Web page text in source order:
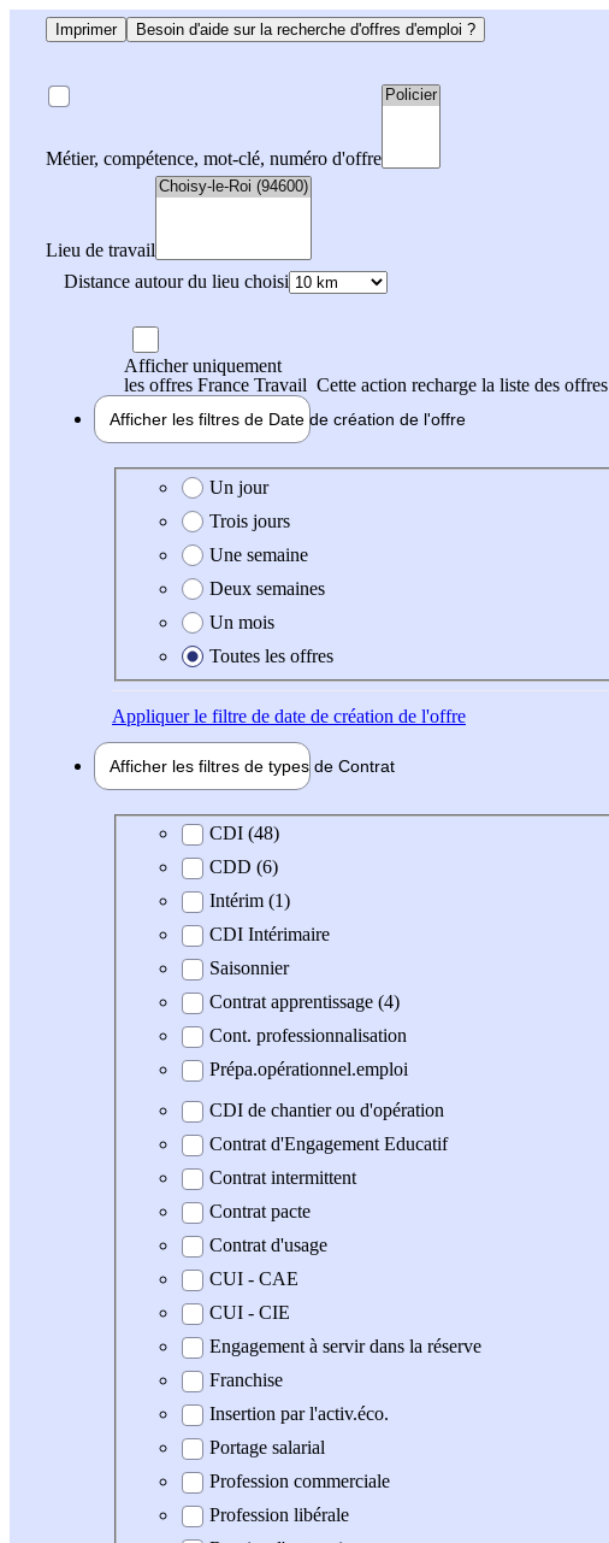
Imprimer Besoin d'aide sur la recherche d'offres d'emploi ?
Métier, compétence, mot-clé, numéro d'offre
Lieu de travail
Distance autour du lieu choisi
Afficher uniquement
les offres France Travail Cette action recharge la liste des offres
Afficher les filtres de Date de création de l'offre
Date de création de l'offre
Un jour
Trois jours
Une semaine
Deux semaines
Un mois
Toutes les offres
Appliquerle filtre de date de création de l'offre
Afficher les filtres de types de Contrat
Type de contratCDI (48)
CDD (6)
Intérim (1)
CDI Intérimaire
Saisonnier
Contrat apprentissage (4)
Cont. professionnalisation
Prépa.opérationnel.emploi
CDI de chantier ou d'opération
Contrat d'Engagement Educatif
Contrat intermittent
Contrat pacte
Contrat d'usage
CUI - CAE
CUI - CIE
Engagement à servir dans la réserve
Franchise
Insertion par l'activ.éco.
Portage salarial
Profession commerciale
Profession libérale